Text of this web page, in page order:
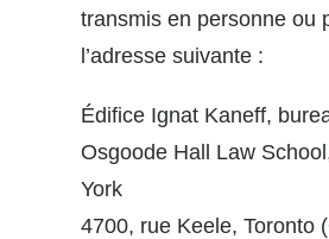
transmis en personne ou
l’adresse suivante :
Édifice Ignat Kaneff,
Osgoode Hall Law
York
4700, rue Keele, Toronto